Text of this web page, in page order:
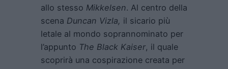
allo stesso Mikkelsen. Al centro della
scena Duncan Vizla, il sicario più
letale al mondo soprannominato per
l’appunto The Black Kaiser, il quale
scoprirà una cospirazione creata per